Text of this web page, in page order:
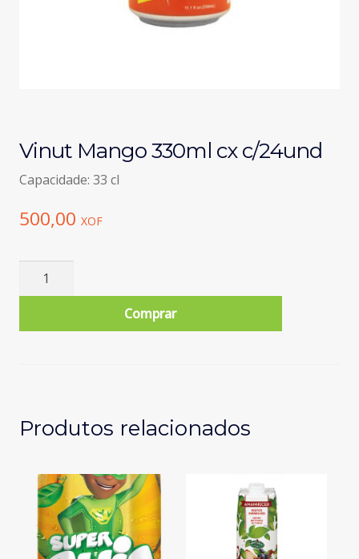
Vinut Mango 330ml cx c/24und
Capacidade: 33 cl
500,00 XOF
Quantidade
Mango
Comprar
Produtos relacionados